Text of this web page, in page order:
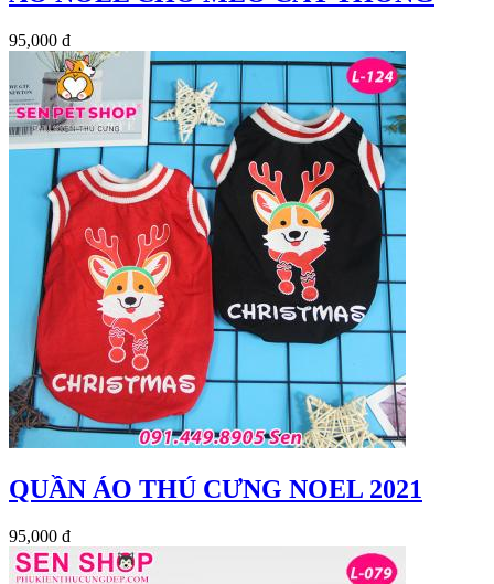
95,000 đ
QUẦN ÁO THÚ CƯNG NOEL 2021
95,000 đ